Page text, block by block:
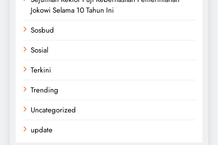
Jokowi Selama 10 Tahun Ini
Sosbud
Sosial
Terkini
Trending
Uncategorized
update